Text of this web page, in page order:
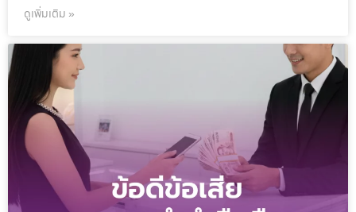
ดูเพิ่มเติม »